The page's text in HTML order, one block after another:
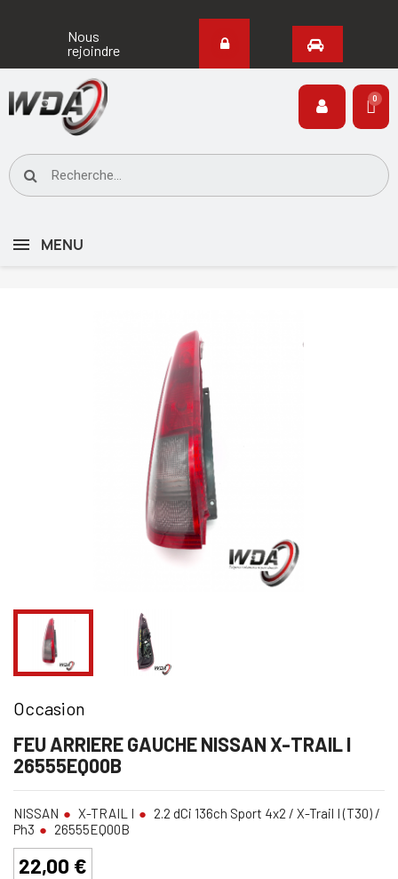
Nous
rejoindre
MENU
Occasion
FEU ARRIERE GAUCHE NISSAN X-TRAIL I
26555EQ00B
NISSAN X-TRAIL I
2.2 dCi 136ch Sport 4x2 / X-Trail I (T30) /
Ph3
26555EQ00B
22,00 €